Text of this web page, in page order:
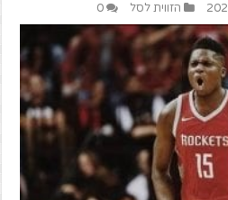
הזווית לסל 0